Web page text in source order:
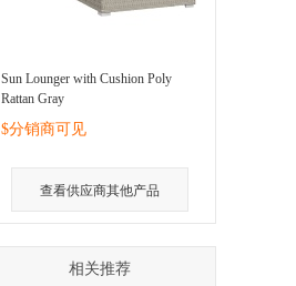
Sun Lounger with Cushion Poly
Rattan Gray
$分销商可见
查看供应商其他产品
相关推荐